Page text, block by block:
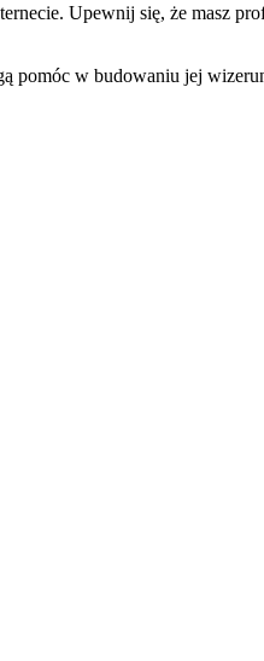
Upewnij się, że masz
pomóc w budowaniu jej